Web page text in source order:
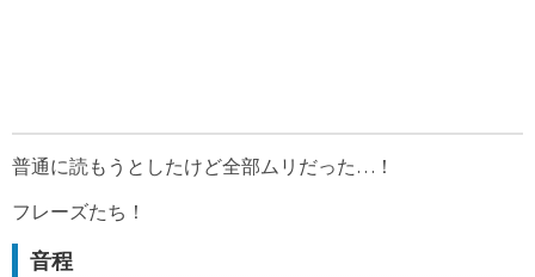
普通に読もうとしたけど全部ムリだった…！
フレーズたち！
音程